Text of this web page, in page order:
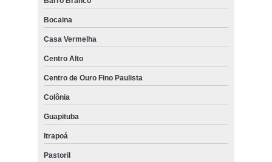
Bocaina
Casa Vermelha
Centro Alto
Centro de Ouro Fino Paulista
Colônia
Guapituba
Itrapoá
Pastoril